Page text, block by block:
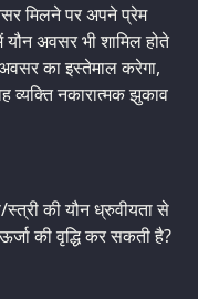
मिलने पर अपने प्रेम
अवसर भी शामिल होते
का इस्तेमाल करेगा,
व्यक्ति नकारात्मक झुकाव
स्त्री की यौन ध्रुवीयता से
की वृद्धि कर सकती है?